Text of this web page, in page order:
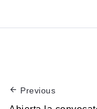
Previous